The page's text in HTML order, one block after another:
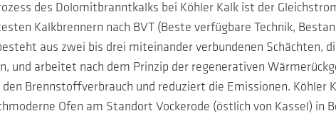
des Dolomitbranntkalks bei Köhler Kalk ist der
Kalkbrennern nach BVT (Beste verfügbare Technik,
aus zwei bis drei miteinander verbundenen Schächten,
und arbeitet nach dem Prinzip der regenerativen
Brennstoffverbrauch und reduziert die Emissionen. Köhler
Ofen am Standort Vockerode (östlich von Kassel) in